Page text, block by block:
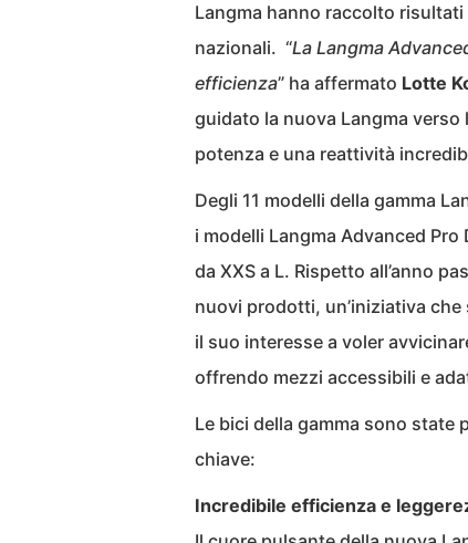
Langma hanno raccolto
nazionali. “La Langma
efficienza” ha affermato Lotte
guidato la nuova Langma verso
potenza e una reattività
Degli 11 modelli della gamma
i modelli Langma Advanced
da XXS a L. Rispetto all’anno
nuovi prodotti, un’iniziativa
il suo interesse a voler
offrendo mezzi accessibili e
Le bici della gamma sono
chiave:
Incredibile efficienza e